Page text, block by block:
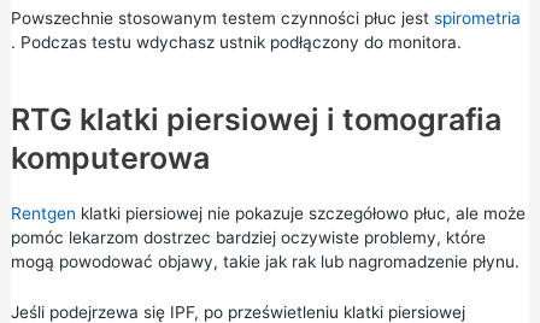
Powszechnie stosowanym testem czynności płuc jest spirometria
. Podczas testu wdychasz ustnik podłączony do monitora.
RTG klatki piersiowej i tomografia
komputerowa
Rentgen klatki piersiowej nie pokazuje szczegółowo płuc, ale może
pomóc lekarzom dostrzec bardziej oczywiste problemy, które
mogą powodować objawy, takie jak rak lub nagromadzenie płynu.
Jeśli podejrzewa się IPF, po prześwietleniu klatki piersiowej